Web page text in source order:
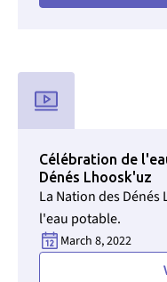
Utilisé pour CMS
Célébration de
Dénés Lhoosk'uz
La Nation des
l'eau potable.
March 8, 2022
Texte de l'ID de section